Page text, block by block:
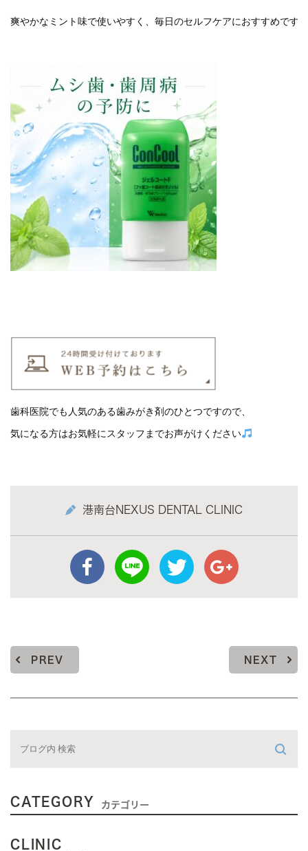
爽やかなミント味で使いやすく、毎日のセルフケアにおすすめです
歯科医院でも人気のある歯みがき剤のひとつですので、
気になる方はお気軽にスタッフまでお声がけください
港南台NEXUS DENTAL CLINIC
PREV NEXT
CATEGORY カテゴリー
CLINIC